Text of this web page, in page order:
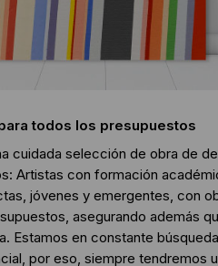
todos los presupuestos
cuidada selección de obra de
Artistas con formación
jóvenes y emergentes, con
asegurando además
Estamos en constante
por eso, siempre tendremos